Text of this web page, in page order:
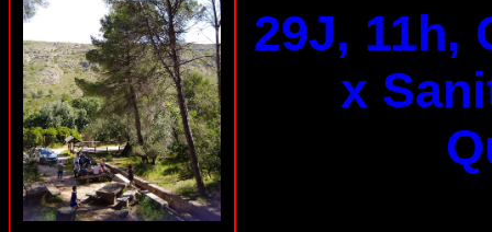
29J, 11h,
x